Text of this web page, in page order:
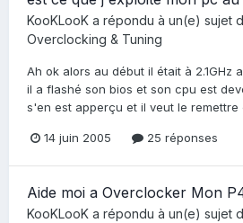
KooKLooK a répondu à un(e) sujet
Overclocking & Tuning
Ah ok alors au début il était à 2.1GHz
il a flashé son bios et son cpu est
s'en est apperçu et il veut le remettre
14 juin 2005 25 réponses
Aide moi a Overclocker Mon
KooKLooK a répondu à un(e) sujet